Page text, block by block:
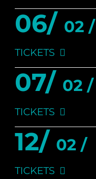
06/ 02 /
TICKETS
07/ 02 /
TICKETS
12/ 02 /
TICKETS